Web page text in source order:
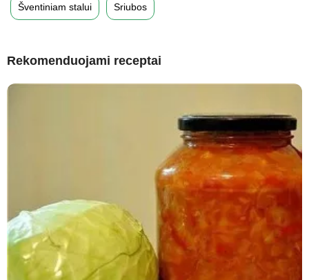
Šventiniam stalui Sriubos
Rekomenduojami receptai